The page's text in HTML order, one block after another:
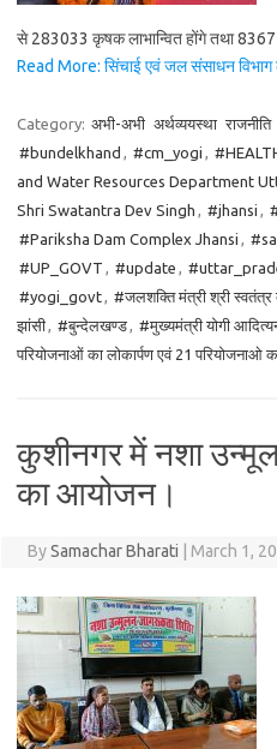
से 283033 कृषक लाभान्वित होंगे तथा
Read More: सिंचाई एवं जल संसाधन
Category: अभी-अभी अर्थव्ययस्था राजनीति
#bundelkhand , #cm_yogi ,
and Water Resources Department
Shri Swatantra Dev Singh , #jhansi ,
#Pariksha Dam Complex Jhansi ,
#UP_GOVT , #update ,
#yogi_govt, #जलशक्ति मंत्री श्री स्वतंत्र
झांसी, #बुन्देलखण्ड, #मुख्यमंत्री योगी
परियोजनाओं का लोकार्पण एवं 21 परियोजनाओ
कुशीनगर में नशा
का आयोजन।
BySamachar Bharati March 1,